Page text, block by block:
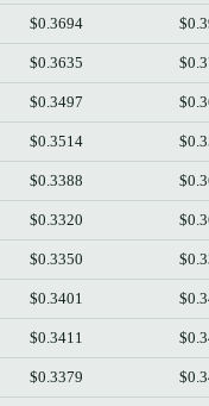
$0.3694
$0.3635
$0.3497
$0.3514
$0.3388
$0.3320
$0.3350
$0.3401
$0.3411
$0.3379